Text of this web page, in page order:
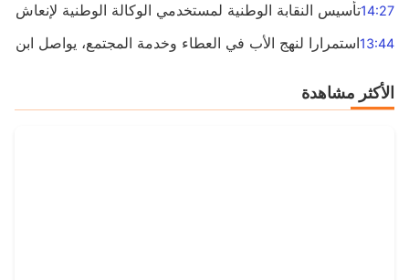
14:27تأسيس النقابة الوطنية لمستخدمي الوكالة الوطنية لإنعاش
13:44استمرارا لنهج الأب في العطاء وخدمة المجتمع، يواصل ابن
الأكثر مشاهدة